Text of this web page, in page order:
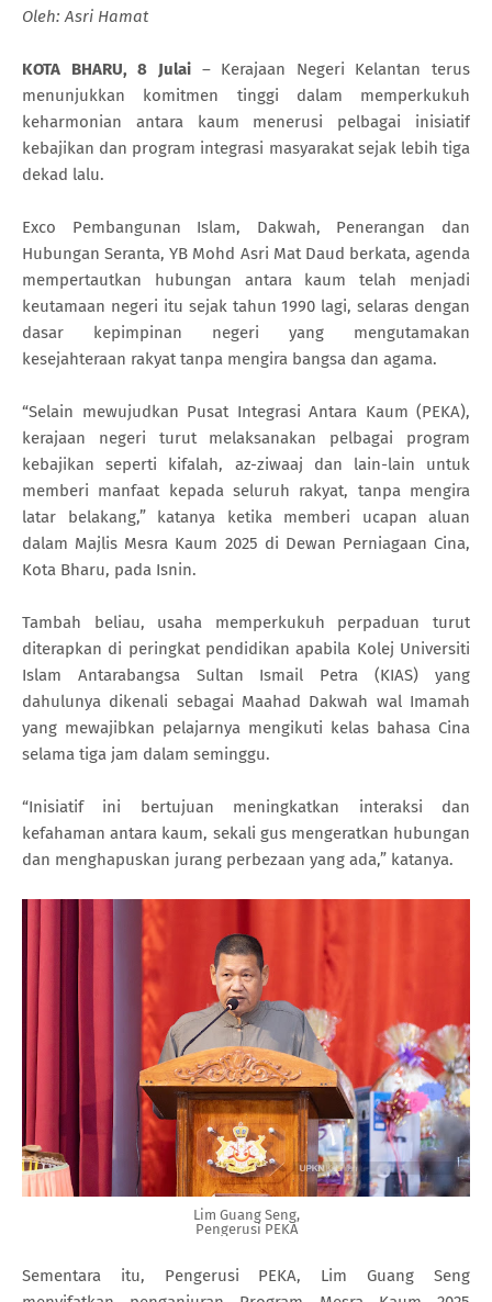
Oleh: Asri Hamat
KOTA BHARU, 8 Julai– Kerajaan Negeri Kelantan terus
menunjukkan komitmen tinggi dalam memperkukuh
keharmonian antara kaum menerusi pelbagai inisiatif
kebajikan dan program integrasi masyarakat sejak lebih tiga
dekad lalu.
Exco Pembangunan Islam, Dakwah, Penerangan dan
Hubungan Seranta, YB Mohd Asri Mat Daud berkata, agenda
mempertautkan hubungan antara kaum telah menjadi
keutamaan negeri itu sejak tahun 1990 lagi, selaras dengan
dasar kepimpinan negeri yang mengutamakan
kesejahteraan rakyat tanpa mengira bangsa dan agama.
“Selain mewujudkan Pusat Integrasi Antara Kaum (PEKA),
kerajaan negeri turut melaksanakan pelbagai program
kebajikan seperti kifalah, az-ziwaaj dan lain-lain untuk
memberi manfaat kepada seluruh rakyat, tanpa mengira
latar belakang,” katanya ketika memberi ucapan aluan
dalam Majlis Mesra Kaum 2025 di Dewan Perniagaan Cina,
Kota Bharu, pada Isnin.
Tambah beliau, usaha memperkukuh perpaduan turut
diterapkan di peringkat pendidikan apabila Kolej Universiti
Islam Antarabangsa Sultan Ismail Petra (KIAS) yang
dahulunya dikenali sebagai Maahad Dakwah wal Imamah
yang mewajibkan pelajarnya mengikuti kelas bahasa Cina
selama tiga jam dalam seminggu.
“Inisiatif ini bertujuan meningkatkan interaksi dan
kefahaman antara kaum, sekali gus mengeratkan hubungan
dan menghapuskan jurang perbezaan yang ada,” katanya.
Lim Guang Seng,
Pengerusi PEKA
Sementara itu, Pengerusi PEKA, Lim Guang Seng